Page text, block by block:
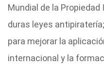
Mundial de la
duras leyes
para mejorar la
internacional y la